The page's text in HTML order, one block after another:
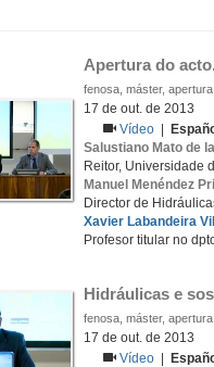
Apertura do acto.
fenosa, máster,
17 de out. de 2013
Vídeo
Salustiano Mato de
Reitor, Universidade
Manuel Menéndez
Director de
Xavier Labandeira
Profesor titular no
Hidráulicas e
fenosa, máster,
17 de out. de 2013
Vídeo